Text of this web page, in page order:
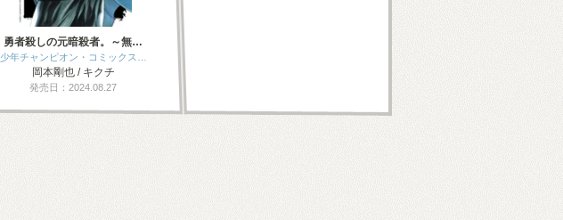
勇者殺しの元暗殺者。～無…
少年チャンピオン・コミックス…
岡本剛也 / キクチ
発売日：2024.08.27